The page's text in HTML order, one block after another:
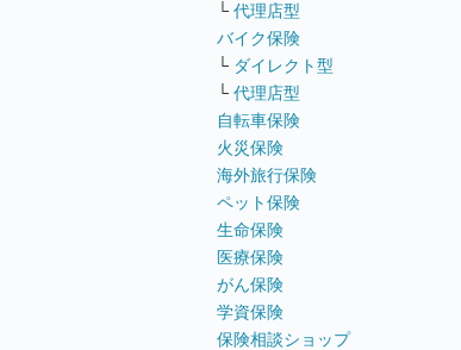
└ 代理店型
バイク保険
└ ダイレクト型
└ 代理店型
自転車保険
火災保険
海外旅行保険
ペット保険
生命保険
医療保険
がん保険
学資保険
保険相談ショップ